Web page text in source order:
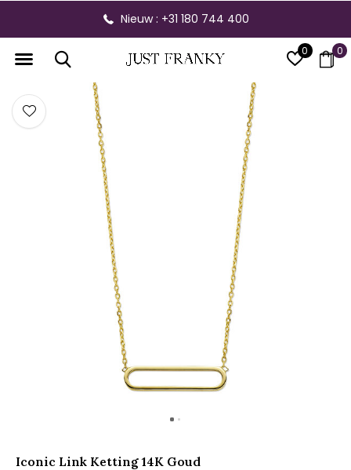
0 0
Nieuw : +31 180 744 400
Iconic Link Ketting 14K Goud